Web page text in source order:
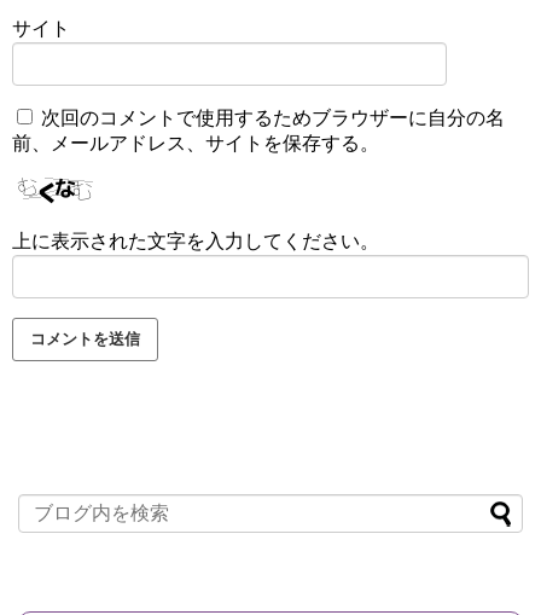
サイト
次回のコメントで使用するためブラウザーに自分の名
前、メールアドレス、サイトを保存する。
上に表示された文字を入力してください。